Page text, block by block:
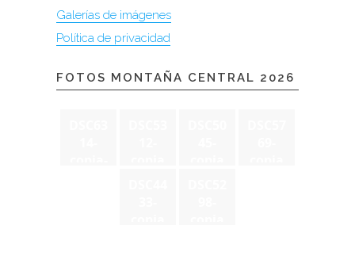
Galerías de imágenes
Política de privacidad
FOTOS MONTAÑA CENTRAL 2026